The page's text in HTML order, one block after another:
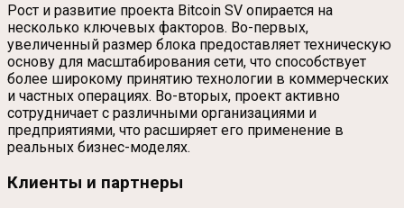
Рост и развитие проекта Bitcoin SV опирается на
несколько ключевых факторов. Во-первых,
увеличенный размер блока предоставляет техническую
основу для масштабирования сети, что способствует
более широкому принятию технологии в коммерческих
и частных операциях. Во-вторых, проект активно
сотрудничает с различными организациями и
предприятиями, что расширяет его применение в
реальных бизнес-моделях.
Клиенты и партнеры